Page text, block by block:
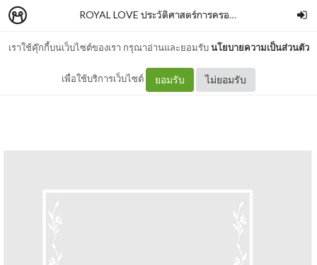
เราใช้คุ๊กกี้บนเว็บไซต์ของเรา กรุณาอ่านและยอมรับนโยบายความเป็นส่วนตัว
เพื่อใช้บริการเว็บไซต์ ยอมรับ ไม่ยอมรับ
ROYAL LOVE ประวัติศาสตร์การครองรัก
INTRO